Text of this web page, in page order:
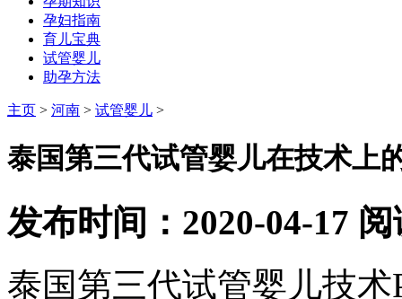
孕妇指南
育儿宝典
试管婴儿
助孕方法
主页 > 河南 > 试管婴儿 >
泰国第三代试管婴儿在技术上
发布时间：2020-04-17
泰国第三代试管婴儿技